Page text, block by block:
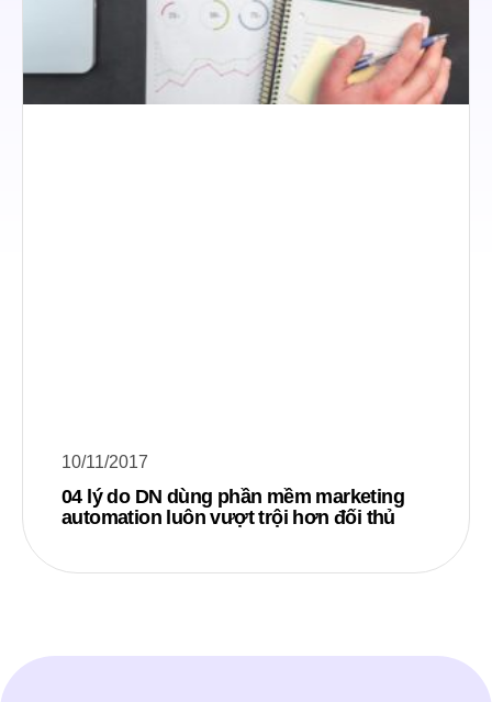
10/11/2017
04 lý do DN dùng phần mềm marketing
automation luôn vượt trội hơn đối thủ